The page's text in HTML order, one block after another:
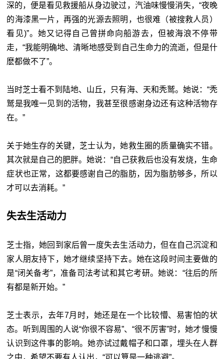
深的，便是看见救援船从身边驶过，汽油味慢慢消失，“夜晚
的海漆黑一片，再强的光源去照明，也很难（被搜救人员）
看见)”。她又记得自己曾拼命向船游去，但被海浪不停带
走，“我能明确地、清晰地感受到自己生命力的流逝，但是什
麽都做不了”。
当时芝士看不到陆地、山丘，只有海、天和秃鹫。她说：“秃
鹫是我唯一见到的活物，我甚至很感谢身边还有这种活物存
在。”
关于她生存的关键，芝士认为，她救生圈的质量确实不错。
其次就是自己的肥胖。她说：“自己获救后也没有发烧，生命
症状也正常，这都要感谢自己的脂肪，因为脂肪够多，所以
才可以去消耗。”
失去生活动力
芝士指，她回到家后曾一度失去生活动力，但在自己沉淀和
家人朋友持下，她才继续坚持下去。她在这段时间主要做的
是“闭关备考”，准备司法考试和其它考研。她说：“往后的所
有都是新开始。”
芝士表示，去年7月时，她还是在一个比较懵、易害怕的状
态。听到周围的人说“你很不容易”、“很不厉害”时，她才慢慢
认识到这件事的影响。她亦试过戴帽子和口罩，埋头在人群
之中，希望不要有人认出，“可以算是一种逃避”。